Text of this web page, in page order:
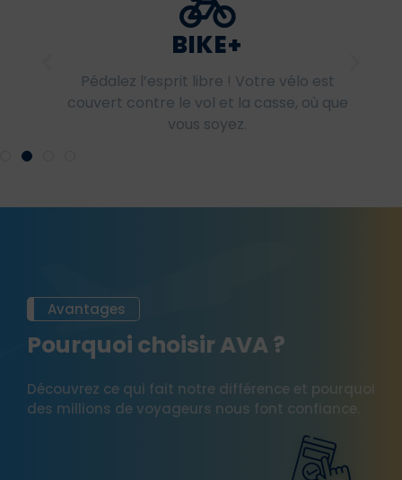
BIKE+
Pédalez l’esprit libre ! Votre vélo est
couvert contre le vol et la casse, où que
vous soyez.
Avantages
Pourquoi choisir AVA ?
Découvrez ce qui fait notre différence et pourquoi
des millions de voyageurs nous font confiance.